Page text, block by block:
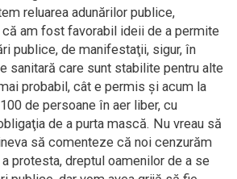
reluarea adunărilor publice,
am fost favorabil ideii de a permite
publice, de manifestaţii, sigur, în
sanitară care sunt stabilite pentru alte
probabil, cât e permis şi acum la
de persoane în aer liber, cu
de a purta mască. Nu vreau să
să comenteze că noi cenzurăm
protesta, dreptul oamenilor de a se